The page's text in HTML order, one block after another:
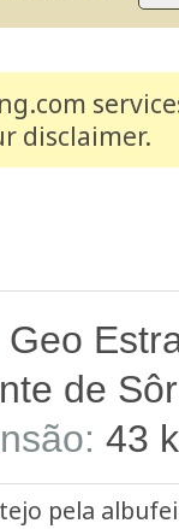
disclaimer.
Geo
de
43
pela